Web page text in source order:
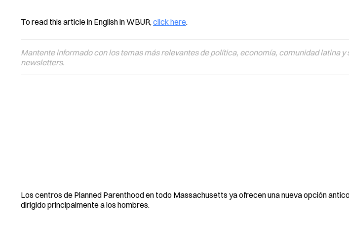
To read this article in English in WBUR, click here.
Mantente informado con los temas más relevantes de política, economía, comunidad latina y
newsletters.
Los centros de Planned Parenthood en todo Massachusetts ya ofrecen una nueva opción
dirigido principalmente a los hombres.